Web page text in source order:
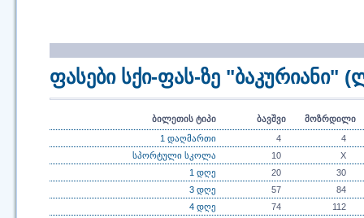
ფასები სქი-ფას-ზე "ბაკურიანი"
ბილეთის ტიპი ბავშვი
მოზრდილი
1 დაღმართი
4
4
სპორტული სკოლა
10
X
1 დღე
20
30
3 დღე
57
84
4 დღე
74
112